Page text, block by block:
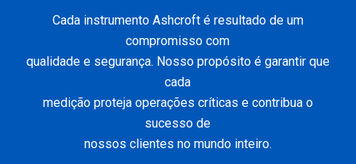
Cada instrumento Ashcroft é resultado de um
compromisso com
qualidade e segurança. Nosso propósito é garantir que
cada
medição proteja operações críticas e contribua o
sucesso de
nossos clientes no mundo inteiro.